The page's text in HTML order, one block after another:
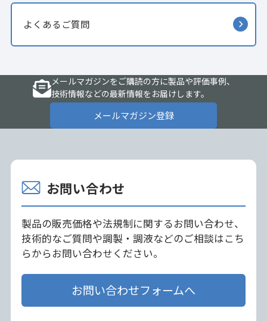
よくあるご質問
メールマガジンをご購読の方に製品や評価事例、
技術情報などの最新情報をお届けします。
メールマガジン登録
お問い合わせ
製品の販売価格や法規制に関するお問い合わせ、
技術的なご質問や調製・調液などのご相談はこち
らからお問い合わせください。
お問い合わせフォームへ